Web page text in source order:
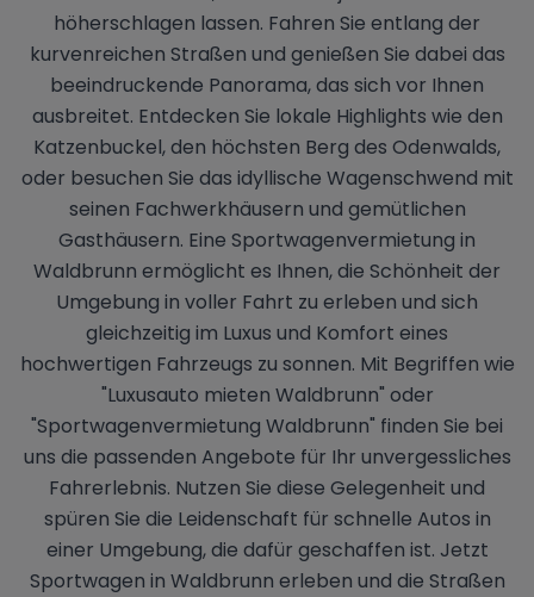
höherschlagen lassen. Fahren Sie entlang der
kurvenreichen Straßen und genießen Sie dabei das
beeindruckende Panorama, das sich vor Ihnen
ausbreitet. Entdecken Sie lokale Highlights wie den
Katzenbuckel, den höchsten Berg des Odenwalds,
oder besuchen Sie das idyllische Wagenschwend mit
seinen Fachwerkhäusern und gemütlichen
Gasthäusern. Eine Sportwagenvermietung in
Waldbrunn ermöglicht es Ihnen, die Schönheit der
Umgebung in voller Fahrt zu erleben und sich
gleichzeitig im Luxus und Komfort eines
hochwertigen Fahrzeugs zu sonnen. Mit Begriffen wie
"Luxusauto mieten Waldbrunn" oder
"Sportwagenvermietung Waldbrunn" finden Sie bei
uns die passenden Angebote für Ihr unvergessliches
Fahrerlebnis. Nutzen Sie diese Gelegenheit und
spüren Sie die Leidenschaft für schnelle Autos in
einer Umgebung, die dafür geschaffen ist. Jetzt
Sportwagen in Waldbrunn erleben und die Straßen